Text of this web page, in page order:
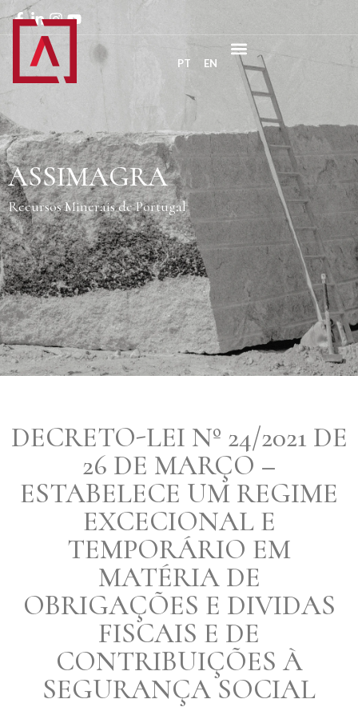
PT EN
ASSIMAGRA
Recursos Minerais de Portugal
DECRETO-LEI Nº 24/2021 DE
26 DE MARÇO –
ESTABELECE UM REGIME
EXCECIONAL E
TEMPORÁRIO EM
MATÉRIA DE
OBRIGAÇÕES E DIVIDAS
FISCAIS E DE
CONTRIBUIÇÕES À
SEGURANÇA SOCIAL